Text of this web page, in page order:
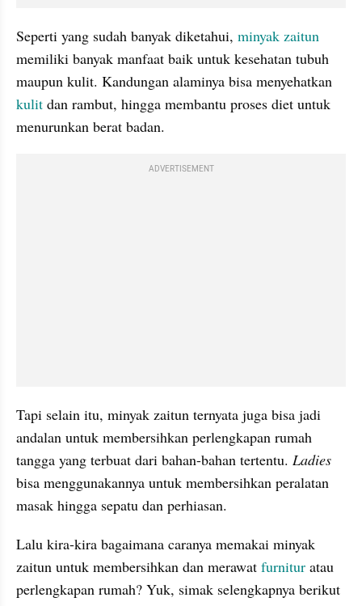
Seperti yang sudah banyak diketahui, minyak zaitun
memiliki banyak manfaat baik untuk kesehatan tubuh
kulit dan rambut, hingga membantu proses diet untuk
menurunkan berat badan.
ADVERTISEMENT
Tapi selain itu, minyak zaitun ternyata juga bisa jadi
andalan untuk membersihkan perlengkapan rumah
tangga yang terbuat dari bahan-bahan tertentu.
bisa menggunakannya untuk membersihkan peralatan
masak hingga sepatu dan perhiasan.
Lalu kira-kira bagaimana caranya memakai minyak
zaitun untuk membersihkan dan merawat furnitur atau
perlengkapan rumah? Yuk, simak selengkapnya berikut